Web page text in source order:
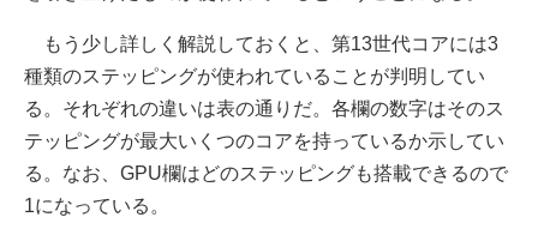
もう少し詳しく解説しておくと、第13世代コアには3
種類のステッピングが使われていることが判明してい
る。それぞれの違いは表の通りだ。各欄の数字はそのス
テッピングが最大いくつのコアを持っているか示してい
る。なお、GPU欄はどのステッピングも搭載できるので
1になっている。